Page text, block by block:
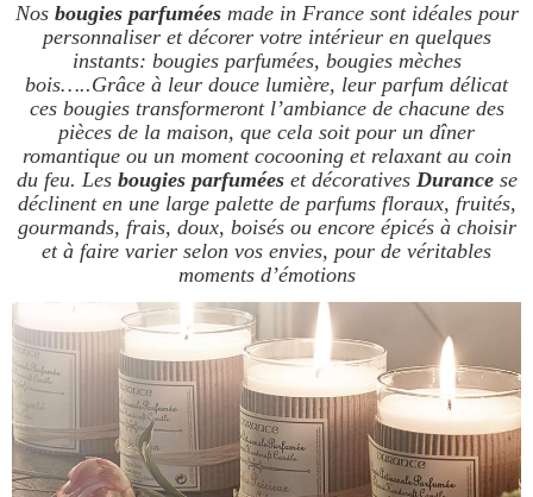
Nos bougies parfuméesmade in France sont idéales pour
personnaliser et décorer votre intérieur en quelques
instants: bougies parfumées, bougies mèches
bois…..Grâce à leur douce lumière, leur parfum délicat
ces bougies transformeront l’ambiance de chacune des
pièces de la maison, que cela soit pour un dîner
romantique ou un moment cocooning et relaxant au coin
du feu. Les bougies parfuméeset décoratives Durancese
déclinent en une large palette de parfums floraux, fruités,
gourmands, frais, doux, boisés ou encore épicés à choisir
et à faire varier selon vos envies, pour de véritables
moments d’émotions